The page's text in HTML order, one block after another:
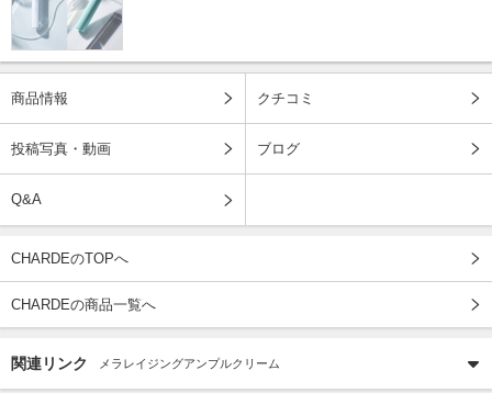
商品情報 クチコミ
投稿写真・動画 ブログ
Q&A
CHARDEのTOPへ
CHARDEの商品一覧へ
関連リンク メラレイジングアンプルクリーム